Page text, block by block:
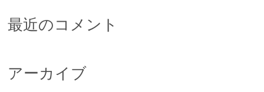
最近のコメント
アーカイブ